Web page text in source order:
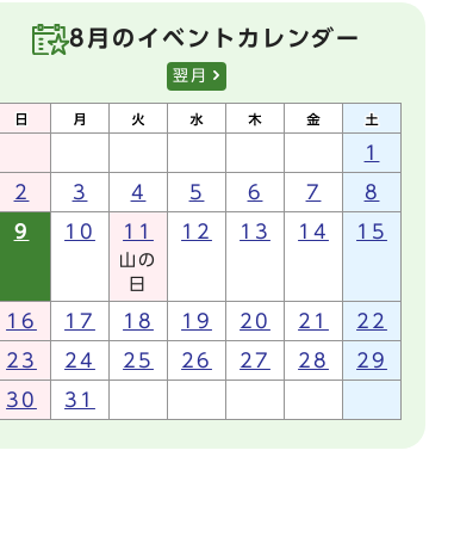
8月のイベントカレンダー
翌月
1
2 3 4 5 6 7 8
9 10 11
山の
日
12 13 14 15
16 17 18 19 20 21 22
23 24 25 26 27 28 29
30 31